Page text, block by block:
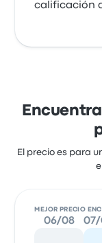
calificación
El precio es para
MEJOR PRECIO
06/08 07/